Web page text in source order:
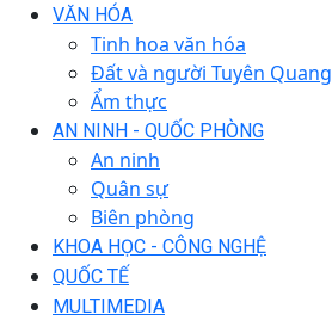
VĂN HÓA
Tinh hoa văn hóa
Đất và người Tuyên Quang
Ẩm thực
AN NINH - QUỐC PHÒNG
An ninh
Quân sự
Biên phòng
KHOA HỌC - CÔNG NGHỆ
QUỐC TẾ
MULTIMEDIA